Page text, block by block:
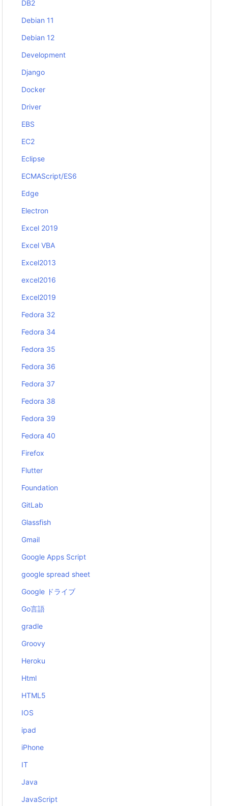
DB2
Debian 11
Debian 12
Development
Django
Docker
Driver
EBS
EC2
Eclipse
ECMAScript/ES6
Edge
Electron
Excel 2019
Excel VBA
Excel2013
excel2016
Excel2019
Fedora 32
Fedora 34
Fedora 35
Fedora 36
Fedora 37
Fedora 38
Fedora 39
Fedora 40
Firefox
Flutter
Foundation
GitLab
Glassfish
Gmail
Google Apps Script
google spread sheet
Google ドライブ
Go言語
gradle
Groovy
Heroku
Html
HTML5
IOS
ipad
iPhone
IT
Java
JavaScript